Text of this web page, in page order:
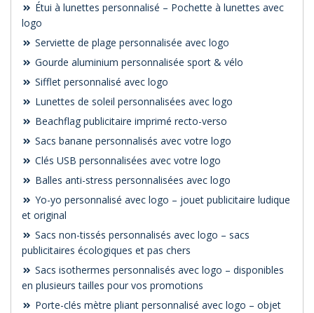
Étui à lunettes personnalisé – Pochette à lunettes avec
logo
Serviette de plage personnalisée avec logo
Gourde aluminium personnalisée sport & vélo
Sifflet personnalisé avec logo
Lunettes de soleil personnalisées avec logo
Beachflag publicitaire imprimé recto-verso
Sacs banane personnalisés avec votre logo
Clés USB personnalisées avec votre logo
Balles anti-stress personnalisées avec logo
Yo-yo personnalisé avec logo – jouet publicitaire ludique
et original
Sacs non-tissés personnalisés avec logo – sacs
publicitaires écologiques et pas chers
Sacs isothermes personnalisés avec logo – disponibles
en plusieurs tailles pour vos promotions
Porte-clés mètre pliant personnalisé avec logo – objet